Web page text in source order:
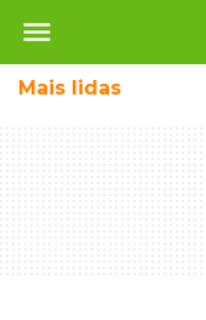
menu
Mais lidas